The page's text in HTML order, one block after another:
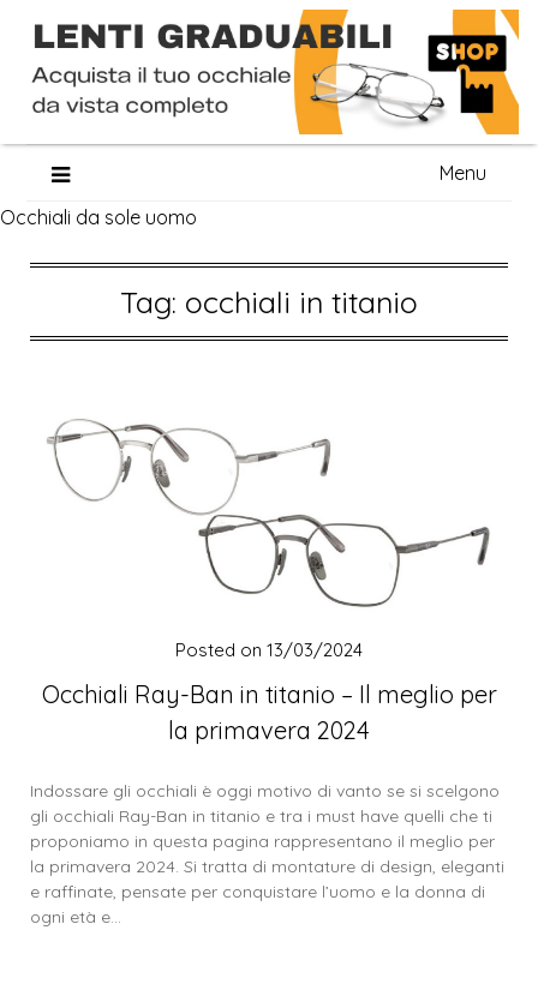
content
Menu
Occhiali da sole uomo
Tag: occhiali in titanio
Occhiali Ray-Ban in titanio – Il meglio per
la primavera 2024
Posted on 13/03/2024
Indossare gli occhiali è oggi motivo di vanto se si scelgono
gli occhiali Ray-Ban in titanio e tra i must have quelli che ti
proponiamo in questa pagina rappresentano il meglio per
la primavera 2024. Si tratta di montature di design, eleganti
e raffinate, pensate per conquistare l’uomo e la donna di
ogni età e…